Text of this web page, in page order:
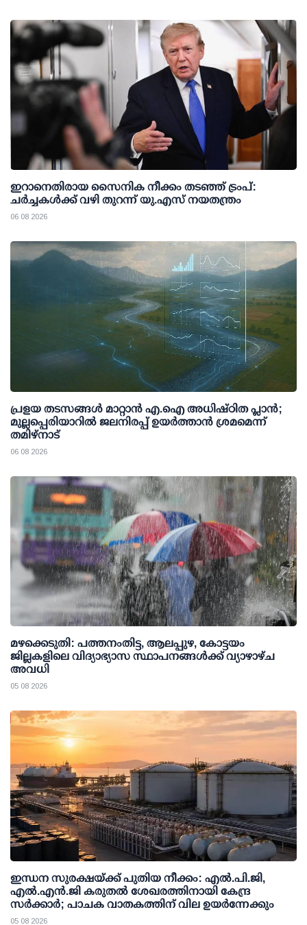
ഇറാനെതിരായ സൈനിക നീക്കം തടഞ്ഞ് ട്രംപ്:
ചര്‍ച്ചകള്‍ക്ക് വഴി തുറന്ന് യു.എസ് നയതന്ത്രം
06 08 2026
പ്രളയ തടസങ്ങള്‍ മാറ്റാന്‍ എ.ഐ അധിഷ്ഠിത പ്ലാന്‍;
മുല്ലപ്പെരിയാറില്‍ ജലനിരപ്പ് ഉയര്‍ത്താന്‍ ശ്രമമെന്ന്
തമിഴ്നാട്
06 08 2026
മഴക്കെടുതി: പത്തനംതിട്ട, ആലപ്പുഴ, കോട്ടയം
ജില്ലകളിലെ വിദ്യാഭ്യാസ സ്ഥാപനങ്ങള്‍ക്ക് വ്യാഴാഴ്ച
അവധി
05 08 2026
ഇന്ധന സുരക്ഷയ്ക്ക് പുതിയ നീക്കം: എല്‍.പി.ജി,
എല്‍.എന്‍.ജി കരുതല്‍ ശേഖരത്തിനായി കേന്ദ്ര
സര്‍ക്കാര്‍; പാചക വാതകത്തിന് വില ഉയര്‍ന്നേക്കും
05 08 2026